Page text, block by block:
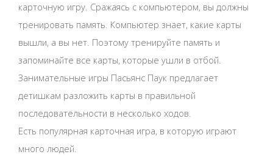
карточную игру. Сражаясь с компьютером, вы должны
тренировать память. Компьютер знает, какие карты
вышли, а вы нет. Поэтому тренируйте память и
запоминайте все карты, которые ушли в отбой.
Занимательные игры Пасьянс Паук предлагает
детишкам разложить карты в правильной
последовательности в несколько ходов.
Есть популярная карточная игра, в которую играют
много людей.